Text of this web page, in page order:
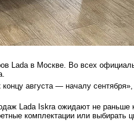
Lada в Москве. Во всех
августа — началу
Lada Iskra ожидают не раньше
комплектации или выбирать